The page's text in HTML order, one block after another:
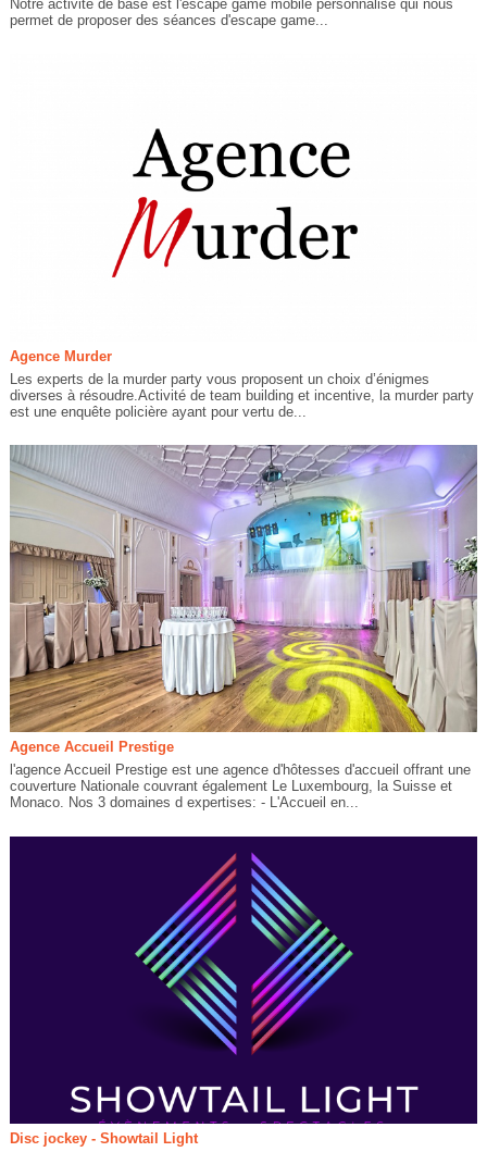
Notre activité de base est l'escape game mobile personnalisé qui nous
permet de proposer des séances d'escape game...
Agence Murder
Les experts de la murder party vous proposent un choix d’énigmes
diverses à résoudre.Activité de team building et incentive, la murder party
est une enquête policière ayant pour vertu de...
Agence Accueil Prestige
l'agence Accueil Prestige est une agence d'hôtesses d'accueil offrant une
couverture Nationale couvrant également Le Luxembourg, la Suisse et
Monaco. Nos 3 domaines d expertises: - L'Accueil en...
Disc jockey - Showtail Light